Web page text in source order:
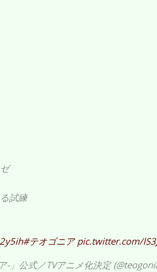
試練
#テオゴニア pic.twitter.com/
-」公式／TVアニメ化決定